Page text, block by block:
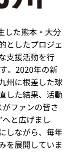
した熊本・大分
としたプロジェ
支援活動を行
。2020年の新
州に根差した球
した結果、活動
ファンの皆さ
と広げまし
しながら、毎年
を展開していま